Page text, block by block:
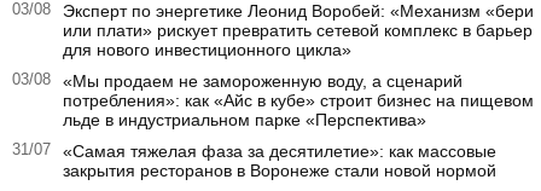
03/08
Эксперт по энергетике Леонид Воробей: «Механизм «бери
или плати» рискует превратить сетевой комплекс в барьер
для нового инвестиционного цикла»
03/08
«Мы продаем не замороженную воду, а сценарий
потребления»: как «Айс в кубе» строит бизнес на пищевом
льде в индустриальном парке «Перспектива»
31/07
«Самая тяжелая фаза за десятилетие»: как массовые
закрытия ресторанов в Воронеже стали новой нормой